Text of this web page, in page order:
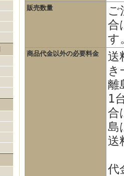
販売数量
ご
合
す
商品代金以外の必要料金
送
き
離
1
合
島
送
代